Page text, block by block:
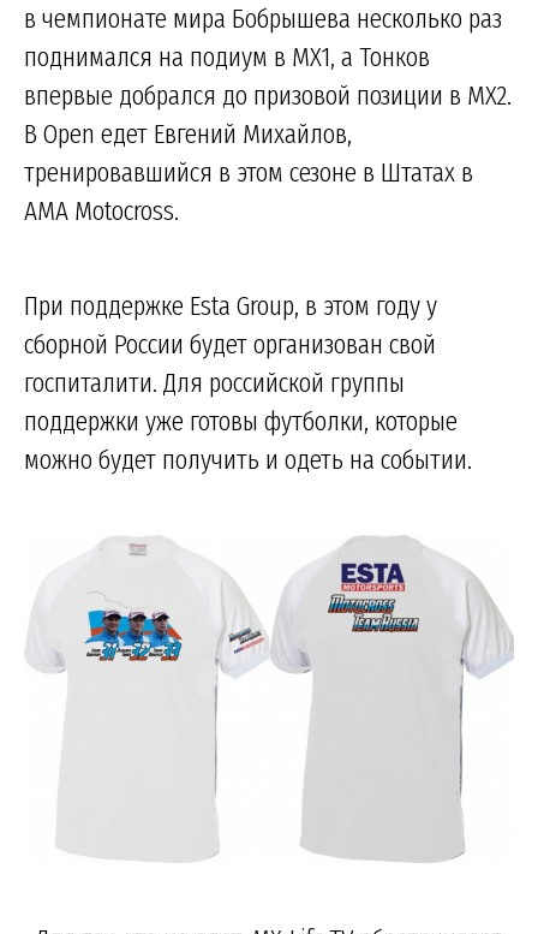
в чемпионате мира Бобрышева несколько раз
поднимался на подиум в MX1, а Тонков
впервые добрался до призовой позиции в MX2.
В Open едет Евгений Михайлов,
тренировавшийся в этом сезоне в Штатах в
AMA Motocross.
При поддержке Esta Group, в этом году у
сборной России будет организован свой
госпиталити. Для российской группы
поддержки уже готовы футболки, которые
можно будет получить и одеть на событии.